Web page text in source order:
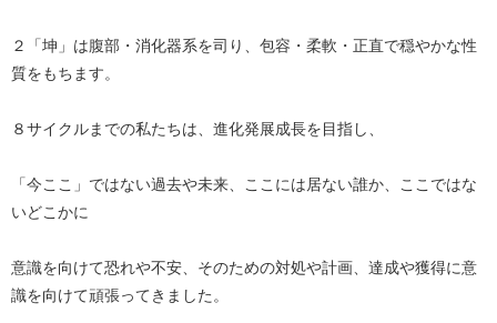
２「坤」は腹部・消化器系を司り、包容・柔軟・正直で穏やかな性
質をもちます。
８サイクルまでの私たちは、進化発展成長を目指し、
「今ここ」ではない過去や未来、ここには居ない誰か、ここではな
いどこかに
意識を向けて恐れや不安、そのための対処や計画、達成や獲得に意
識を向けて頑張ってきました。